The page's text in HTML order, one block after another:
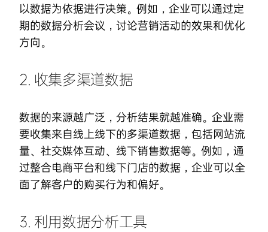
以数据为依据进行决策。例如，企业可以通过定
期的数据分析会议，讨论营销活动的效果和优化
方向。
2. 收集多渠道数据
数据的来源越广泛，分析结果就越准确。企业需
要收集来自线上线下的多渠道数据，包括网站流
量、社交媒体互动、线下销售数据等。例如，通
过整合电商平台和线下门店的数据，企业可以全
面了解客户的购买行为和偏好。
3. 利用数据分析工具